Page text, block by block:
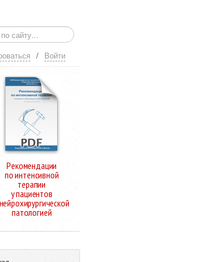
/ Войти
Рекомендации
по интенсивной
терапии
у пациентов
патологией